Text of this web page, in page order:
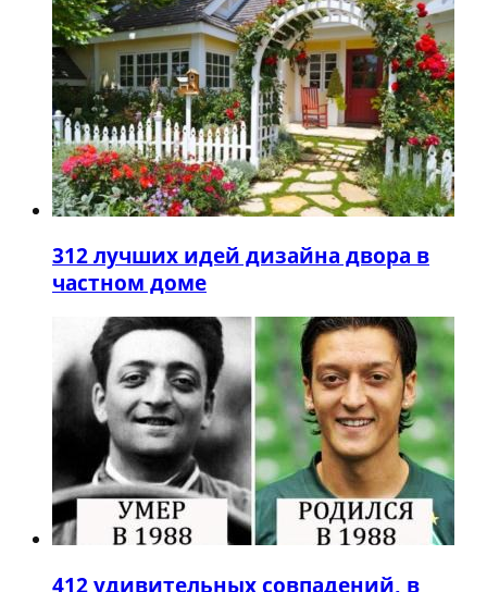
312 лучших идей дизайна двора в
частном доме
412 удивительных совпадений, в